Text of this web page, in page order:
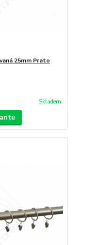
25mm Prato
Skladem